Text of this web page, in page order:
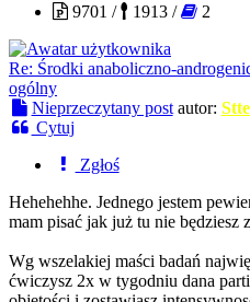
9701 /
1913 / 2
Re: Środki anaboliczno-
ogólny
Nieprzeczytany post autor:
Cytuj
Zgłoś
Hehehehhe. Jednego jestem
mam pisać jak już tu nie będziesz
Wg wszelakiej maści badań
ćwiczysz 2x w tygodniu dana